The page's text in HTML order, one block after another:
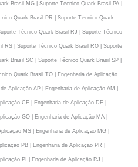
Brasil MG | Suporte Técnico Quark Brasil PA |
Quark Brasil PR | Suporte Técnico Quark
Técnico Quark Brasil RJ | Suporte Técnico
RS | Suporte Técnico Quark Brasil RO | Suporte
Brasil SC | Suporte Técnico Quark Brasil SP |
Quark Brasil TO | Engenharia de Aplicaçāo
Aplicaçāo AP | Engenharia de Aplicaçāo AM |
CE | Engenharia de Aplicaçāo DF |
GO | Engenharia de Aplicaçāo MA |
MS | Engenharia de Aplicaçāo MG |
PB | Engenharia de Aplicaçāo PR |
PI | Engenharia de Aplicaçāo RJ |